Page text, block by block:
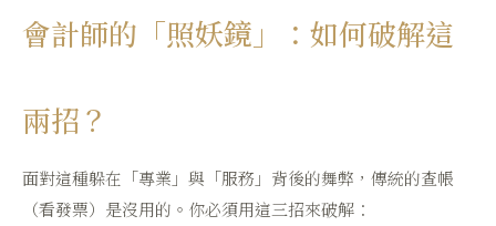
會計師的「照妖鏡」：如何破解這
兩招？
面對這種躲在「專業」與「服務」背後的舞弊，傳統的查帳
（看發票）是沒用的。你必須用這三招來破解：